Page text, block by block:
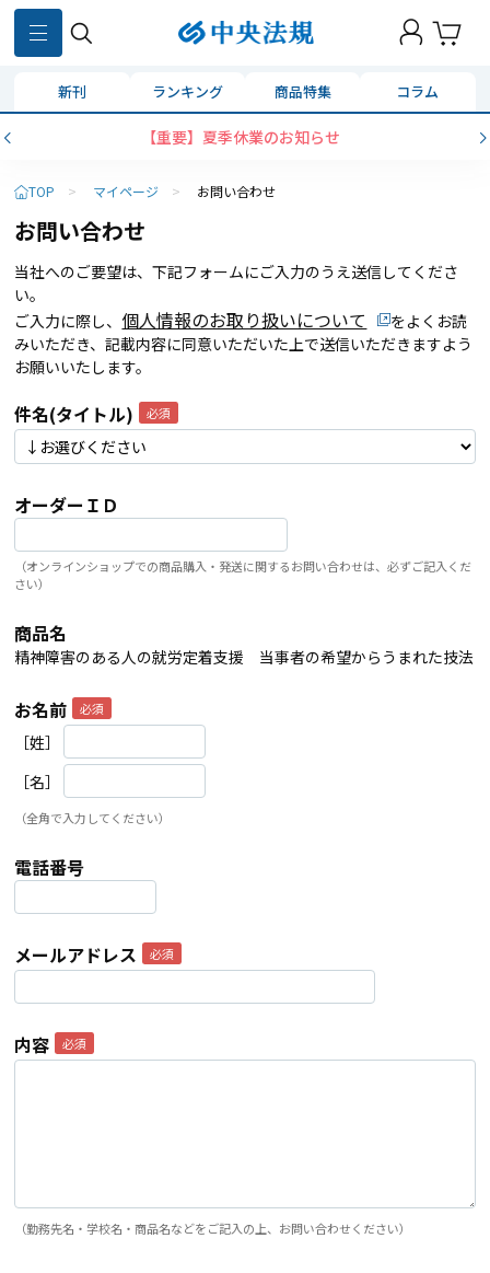
新刊 ランキング 商品特集 コラム
【重要】夏季休業のお知らせ
TOP > マイページ > お問い合わせ
お問い合わせ
当社へのご要望は、下記フォームにご入力のうえ送信してくださ
い。
ご入力に際し、 個人情報のお取り扱いについて
をよくお読
みいただき、記載内容に同意いただいた上で送信いただきますよう
お願いいたします。
件名(タイトル)
オーダーＩＤ
（オンラインショップでの商品購入・発送に関するお問い合わせは、必ずご記入くだ
さい）
商品名
精神障害のある人の就労定着支援 当事者の希望からうまれた技法
お名前
［姓］
［名］
（全角で入力してください）
電話番号
メールアドレス
内容
（勤務先名・学校名・商品名などをご記入の上、お問い合わせください）